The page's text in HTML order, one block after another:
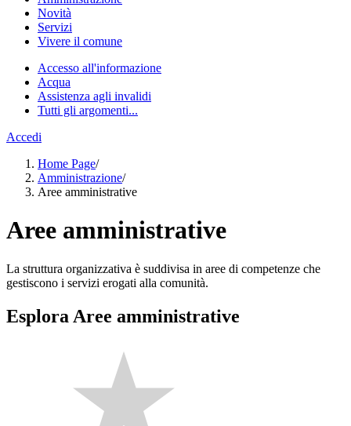
Novità
Servizi
Vivere il comune
Accesso all'informazione
Acqua
Assistenza agli invalidi
Tutti gli argomenti...
Accedi
Home Page/
Amministrazione/
Aree amministrative
Aree amministrative
La struttura organizzativa è suddivisa in aree di competenze che
gestiscono i servizi erogati alla comunità.
Esplora Aree amministrative